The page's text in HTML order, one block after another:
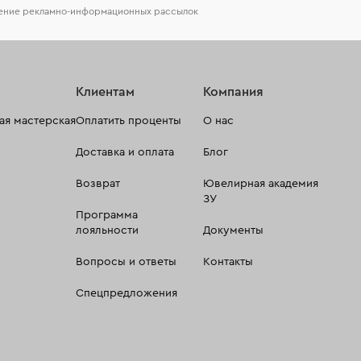
рекламно-информационных рассылок
мастерская
Клиентам
Оплатить проценты
Доставка и оплата
Возврат
Программа
лояльности
Вопросы и ответы
Спецпредложения
Компания
О нас
Блог
Ювелирная академия
ЗУ
Документы
Контакты